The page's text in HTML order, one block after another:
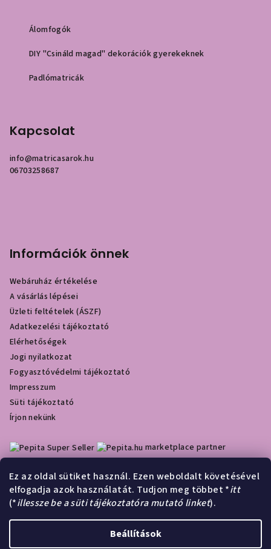
Ez az oldal sütiket használ. Ezen weboldalt követésével
elfogadja azok használatát. Tudjon meg többet *itt
(*illessze be a süti tájékoztatóra mutató linket).
Beállítások
Álomfogók
DIY "Csináld magad" dekorációk gyerekeknek
Padlómatricák
Kapcsolat
info@matricasarok.hu
06703258687
Információk önnek
Webáruház értékelése
A vásárlás lépései
Üzleti feltételek (ÁSZF)
Adatkezelési tájékoztató
Elérhetőségek
Jogi nyilatkozat
Fogyasztóvédelmi tájékoztató
Impresszum
Süti tájékoztató
Írjon nekünk
marketplace partner
Olcsóbbat.hu
Á
Árukereső.hu